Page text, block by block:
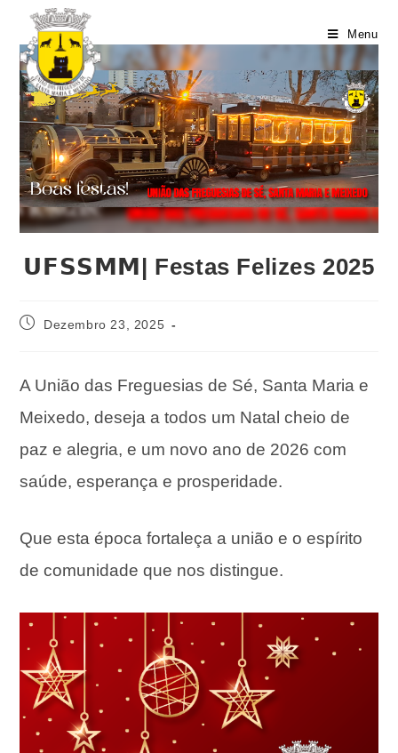
Menu
𝗨𝗙𝗦𝗦𝗠𝗠| Festas Felizes 2025
Dezembro 23, 2025
A União das Freguesias de Sé, Santa Maria e
Meixedo, deseja a todos um Natal cheio de
paz e alegria, e um novo ano de 2026 com
saúde, esperança e prosperidade.
Que esta época fortaleça a união e o espírito
de comunidade que nos distingue.